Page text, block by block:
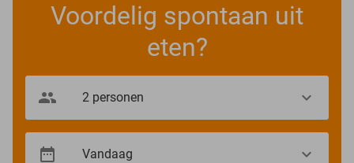
Voordelig spontaan uit
eten?